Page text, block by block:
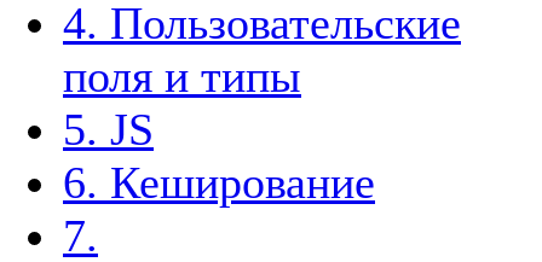
4. Пользовательские
поля и типы
5. JS
6. Кеширование
7.